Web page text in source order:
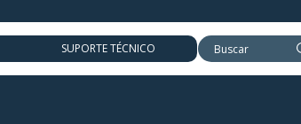
SUPORTE TÉCNICO